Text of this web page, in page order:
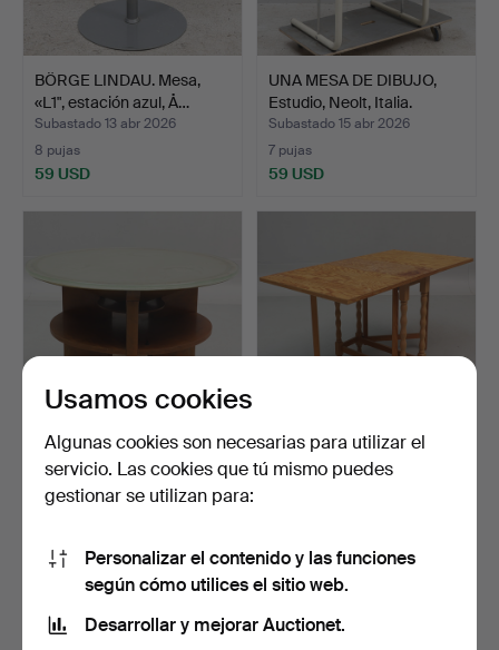
BÖRGE LINDAU. Mesa,
«L1", estación azul, Å…
Subastado 13 abr 2026
8 pujas
59 USD
UNA MESA DE DIBUJO,
Estudio, Neolt, Italia.
Subastado 15 abr 2026
7 pujas
59 USD
MESA DE CENTRO, con
sobre de cristal talla…
Subastado 9 jul 2026
53 USD
MESA PLEGABLE, pino,
segunda mitad del sig…
53 USD
Usamos cookies
Algunas cookies son necesarias para utilizar el
servicio. Las cookies que tú mismo puedes
gestionar se utilizan para:
Personalizar el contenido y las funciones
según cómo utilices el sitio web.
Desarrollar y mejorar Auctionet.